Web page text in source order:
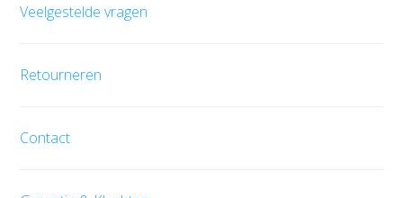
Veelgestelde vragen
Retourneren
Contact